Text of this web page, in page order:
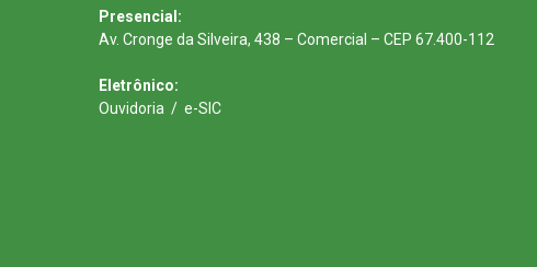
Presencial:
Av. Cronge da Silveira, 438 – Comercial – CEP 67.400-112
Eletrônico:
Ouvidoria / e-SIC